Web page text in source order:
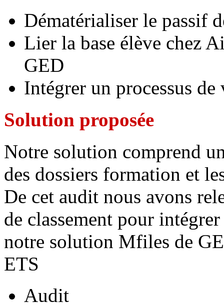
Dématérialiser le passif
Lier la base élève chez
GED
Intégrer un processus
Solution proposée
Notre solution comprend
des dossiers formation et
De cet audit nous avons
de classement pour
notre solution Mfiles de
ETS
Audit